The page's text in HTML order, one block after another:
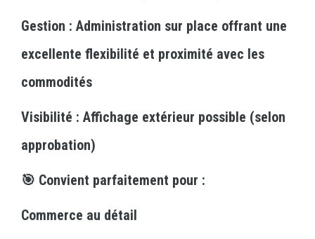
Gestion : Administration sur place offrant une
excellente flexibilité et proximité avec les
commodités
Visibilité : Affichage extérieur possible (selon
approbation)
🎯 Convient parfaitement pour :
Commerce au détail